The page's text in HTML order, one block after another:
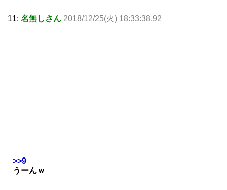
11: 名無しさん 2018/12/25(火) 18:33:38.92
>>9
うーんｗ